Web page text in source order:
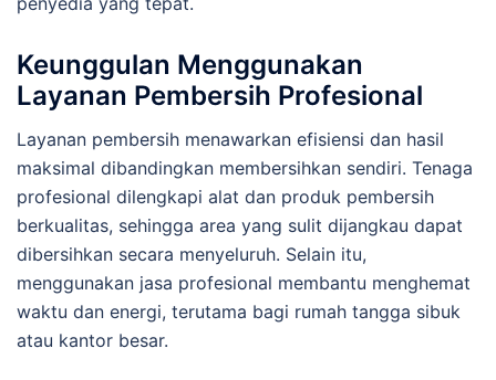
Keunggulan Menggunakan
Layanan Pembersih Profesional
Layanan pembersih menawarkan efisiensi dan hasil
maksimal dibandingkan membersihkan sendiri. Tenaga
profesional dilengkapi alat dan produk pembersih
berkualitas, sehingga area yang sulit dijangkau dapat
dibersihkan secara menyeluruh. Selain itu,
menggunakan jasa profesional membantu menghemat
waktu dan energi, terutama bagi rumah tangga sibuk
atau kantor besar.